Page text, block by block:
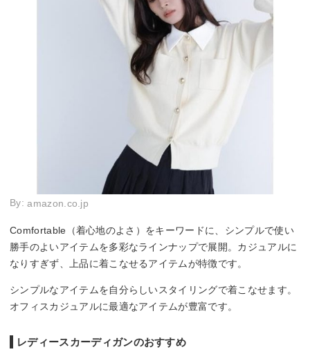
By:amazon.co.jp
Comfortable（着心地のよさ）をキーワードに、シンプルで使い
勝手のよいアイテムを多彩なラインナップで展開。カジュアルに
なりすぎず、上品に着こなせるアイテムが特徴です。
シンプルなアイテムを自分らしいスタイリングで着こなせます。
オフィスカジュアルに最適なアイテムが豊富です。
レディースカーディガンのおすすめ